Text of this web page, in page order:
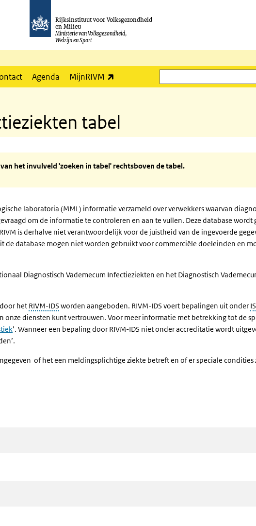
Rijksinstituut voor Volksgezondheid
en Milieu
Ministerie van Volksgezondheid,
Welzijn en Sport
Agenda MijnRIVM
Zoeken
tabel
het invulveld 'zoeken in tabel' rechtsboven de tabel.
laboratoria (MML) informatie verzameld over verwekkers waarvan
om de informatie te controleren en aan te vullen. Deze database wordt
is derhalve niet verantwoordelijk voor de juistheid van de ingevoerde
de database mogen niet worden gebruikt voor commerciële doeleinden en
Diagnostisch Vademecum Infectieziekten en het Diagnostisch
het RIVM-IDS worden aangeboden. RIVM-IDS voert bepalingen uit onder
onze diensten kunt vertrouwen. Voor meer informatie met betrekking tot de
’. Wanneer een bepaling door RIVM-IDS niet onder accreditatie wordt
of het een meldingsplichtige ziekte betreft en of er speciale